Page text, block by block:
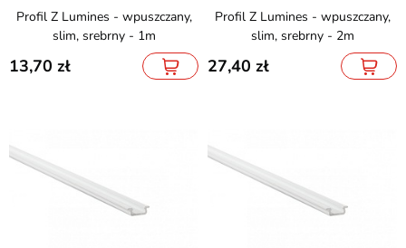
Profil Z Lumines - wpuszczany,
slim, srebrny - 1m
13,70
Profil Z Lumines - wpuszczany,
slim, srebrny - 2m
27,40